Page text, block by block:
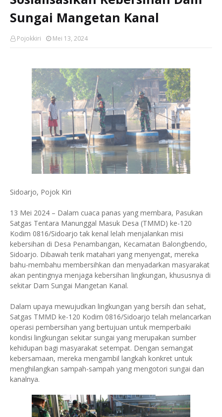
Sungai Mangetan Kanal
Pojokkiri Mei 13, 2024
Sidoarjo, Pojok Kiri
13 Mei 2024 – Dalam cuaca panas yang membara, Pasukan
Satgas Tentara Manunggal Masuk Desa (TMMD) ke-120
Kodim 0816/Sidoarjo tak kenal lelah menjalankan misi
kebersihan di Desa Penambangan, Kecamatan Balongbendo,
Sidoarjo. Dibawah terik matahari yang menyengat, mereka
bahu-membahu membersihkan dan menyadarkan masyarakat
akan pentingnya menjaga kebersihan lingkungan, khususnya di
sekitar Dam Sungai Mangetan Kanal.
Dalam upaya mewujudkan lingkungan yang bersih dan sehat,
Satgas TMMD ke-120 Kodim 0816/Sidoarjo telah melancarkan
operasi pembersihan yang bertujuan untuk memperbaiki
kondisi lingkungan sekitar sungai yang merupakan sumber
kehidupan bagi masyarakat setempat. Dengan semangat
kebersamaan, mereka mengambil langkah konkret untuk
menghilangkan sampah-sampah yang mengotori sungai dan
kanalnya.